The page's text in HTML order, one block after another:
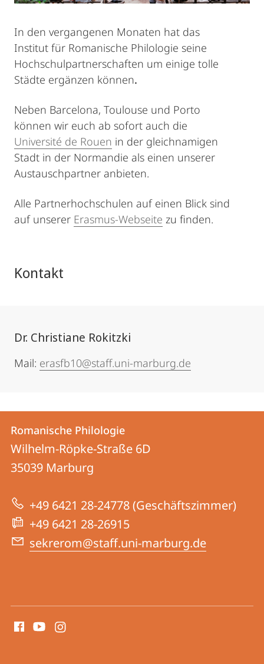
In den vergangenen Monaten hat das
Institut für Romanische Philologie seine
Hochschulpartnerschaften um einige tolle
Städte ergänzen können.
Neben Barcelona, Toulouse und Porto
können wir euch ab sofort auch die
Université de Rouen in der gleichnamigen
Stadt in der Normandie als einen unserer
Austauschpartner anbieten.
Alle Partnerhochschulen auf einen Blick sind
auf unserer Erasmus-Webseite zu finden.
Kontakt
Dr. Christiane Rokitzki
Mail: erasfb10@staff.uni-marburg.de
Kontakt
und
Informationen
zur
Website
Kontaktinformationen
Romanische
Philologie
Romanische Philologie
Wilhelm-Röpke-Straße 6D
35039 Marburg
+49 6421 28-24778 (Geschäftszimmer)
+49 6421 28-26915
sekrerom@staff.uni-marburg.de
Media